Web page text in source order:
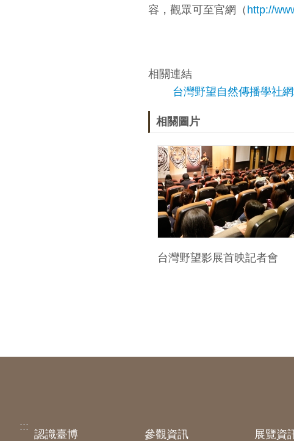
容，觀眾可至官網（ http://
相關連結
台灣野望自然傳播學社
相關圖片
台灣野望影展首映記者會
:::
認識臺博 參觀資訊 展覽資